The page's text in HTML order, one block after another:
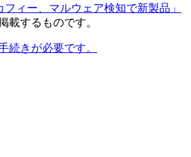
フィー、マルウェア検知で新製品」
載するものです。
続きが必要です。